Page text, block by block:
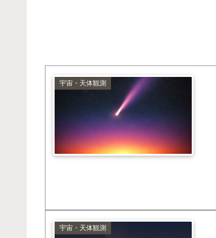
宇宙・天体観測
宇宙・天体観測